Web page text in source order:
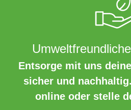
Entsorge mit uns
sicher und
online oder stelle